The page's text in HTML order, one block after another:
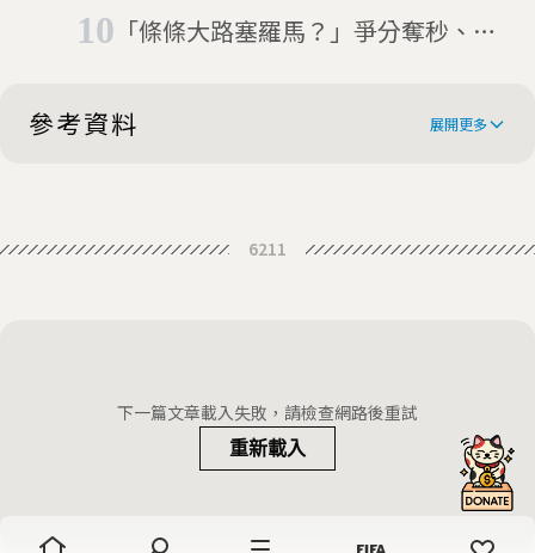
「條條大路塞羅馬？」爭分奪秒、見
參考資料 展開更多
from online orders
10 percent
6211
下一篇文章載入失敗，請檢查網路後重試
重新載入